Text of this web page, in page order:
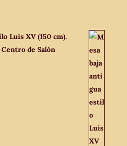
Luis XV (150 cm).
de Salón